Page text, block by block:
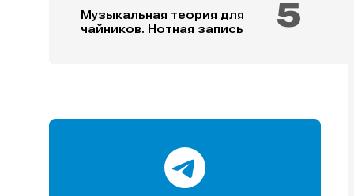
Музыкальная теория для
чайников. Нотная запись